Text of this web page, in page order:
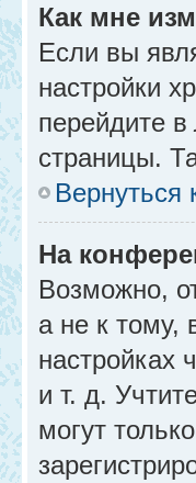
Как мне
Если вы
настройки
перейдите в
страницы.
Вернуться
На
Возможно,
а не к тому,
настройках
и т. д.
могут